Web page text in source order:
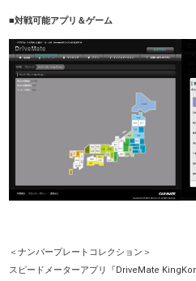
■対戦可能アプリ＆ゲーム
＜ナンバープレートコレクション＞
スピードメーターアプリ『DriveMate